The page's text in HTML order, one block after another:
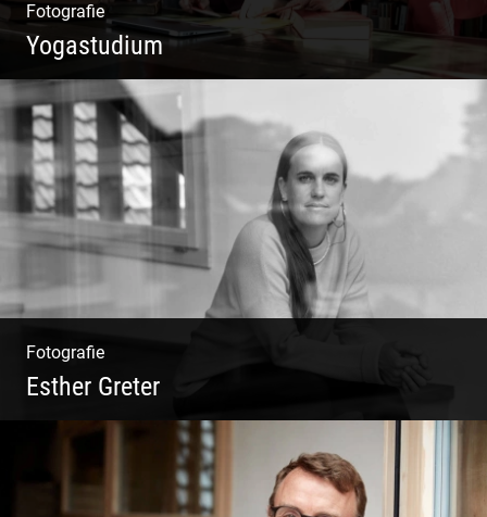
Fotografie
Yogastudium
Philosophie | Asana | Yogapraxis
Fotografie
Esther Greter
Coaching, Frauenkreise, Trantric Yoga: